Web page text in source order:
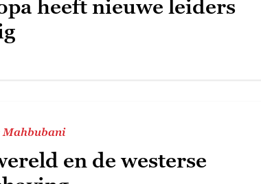
heeft nieuwe leiders
Mahbubani
en de westerse